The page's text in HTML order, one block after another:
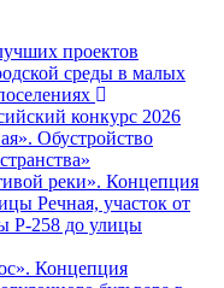
проектов
среды в малых
конкурс 2026
Обустройство
реки». Концепция
Речная, участок от
Р-258 до улицы
Концепция